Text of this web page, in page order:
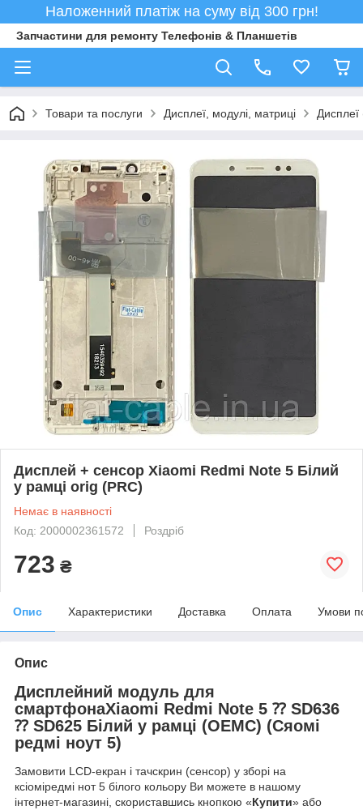
Наложенний платіж на суму від 300 грн!
Запчастини для ремонту Телефонів & Планшетів
Товари та послуги Дисплеї, модулі, матриці
Дисплей + сенсор Xiaomi Redmi Note 5 Білий
у рамці orig (PRC)
Немає в наявності
Код: 2000002361572
Роздріб
723 ₴
Опис Характеристики Доставка Оплата Умови
Опис
Дисплейний модуль для
смартфонаXiaomi Redmi Note 5 ⁇ SD636
⁇ SD625 Білий у рамці (OEMC) (Cяомі
редмі ноут 5)
Замовити LCD-екран і тачскрин (сенсор) у зборі на
ксіоміредмі нот 5 білого кольору Ви можете в нашому
інтернет-магазині, скориставшись кнопкою «Купити» або